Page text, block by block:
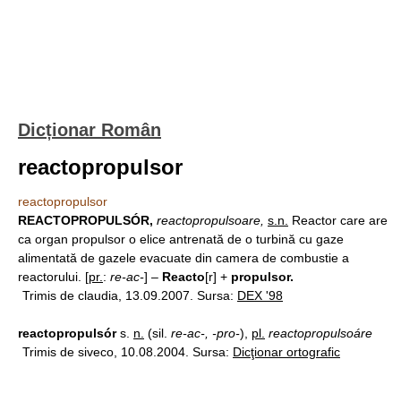
Dicționar Român
reactopropulsor
reactopropulsor
REACTOPROPULSÓR, reactopropulsoare, s.n.
Reactor care are
ca organ propulsor o elice antrenată de o turbină cu gaze
alimentată de gazele evacuate din camera de combustie a
reactorului. [pr. : re-ac-] – Reacto[r] + propulsor.
Trimis de claudia, 13.09.2007. Sursa: DEX '98
reactopropulsórs. n. (sil. re-ac-, -pro-), pl. reactopropulsoáre
Trimis de siveco, 10.08.2004. Sursa: Dicţionar ortografic